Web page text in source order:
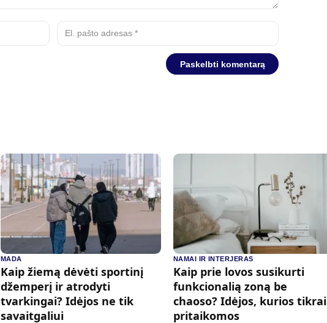
MADA
Kaip žiemą dėvėti sportinį
džemperį ir atrodyti
tvarkingai? Idėjos ne tik
savaitgaliui
NAMAI IR INTERJERAS
Kaip prie lovos susikurti
funkcionalią zoną be
chaoso? Idėjos, kurios tikrai
pritaikomos